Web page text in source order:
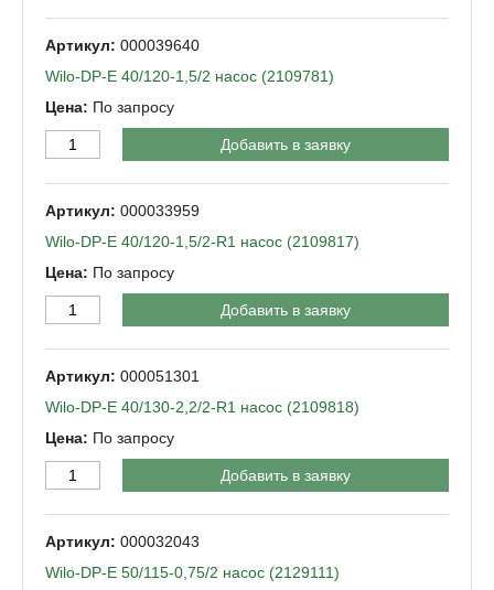
000039640
Wilo-DP-Е 40/120-1,5/2 насос (2109781)
По запросу
Добавить в заявку
000033959
Wilo-DP-Е 40/120-1,5/2-R1 насос (2109817)
По запросу
Добавить в заявку
000051301
Wilo-DP-Е 40/130-2,2/2-R1 насос (2109818)
По запросу
Добавить в заявку
000032043
Wilo-DP-Е 50/115-0,75/2 насос (2129111)